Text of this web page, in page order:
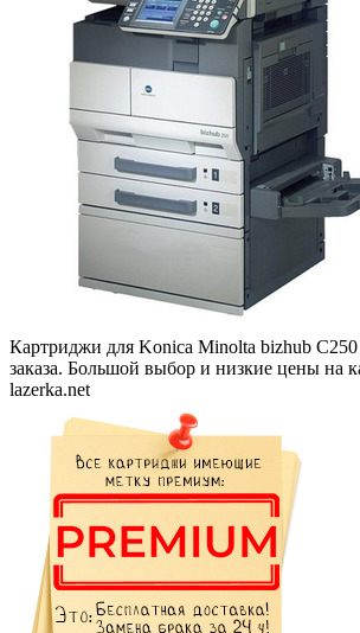
Картриджи для Konica Minolta bizhub C250
заказа. Большой выбор и низкие цены на
lazerka.net